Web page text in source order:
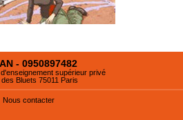
- 0950897482
supérieur privé
des Bluets 75011 Paris
Nous contacter